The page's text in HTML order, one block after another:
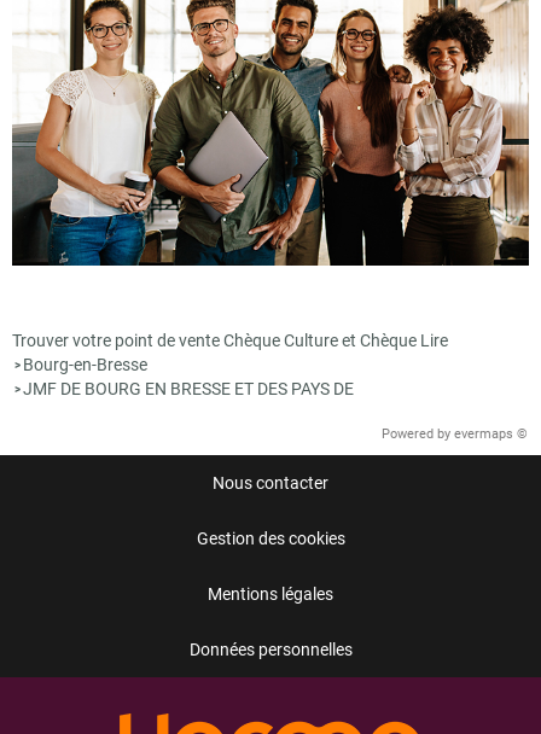
Trouver votre point de vente Chèque Culture et Chèque Lire
> Bourg-en-Bresse
>JMF DE BOURG EN BRESSE ET DES PAYS DE
Powered by evermaps ©
Nous contacter
Gestion des cookies
Mentions légales
Données personnelles